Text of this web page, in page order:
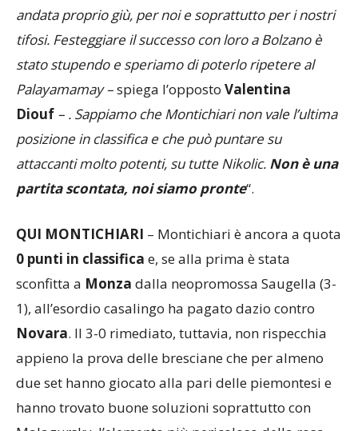
andata proprio giù, per noi e soprattutto per i nostri
tifosi. Festeggiare il successo con loro a Bolzano è
stato stupendo e speriamo di poterlo ripetere al
Palayamamay –spiega l’opposto Valentina
Diouf – . Sappiamo che Montichiari non vale l’ultima
posizione in classifica e che può puntare su
attaccanti molto potenti, su tutte Nikolic. Non è una
partita scontata, noi siamo pronte“.
QUI MONTICHIARI – Montichiari è ancora a quota
0 punti in classifica e, se alla prima è stata
sconfitta a Monza dalla neopromossa Saugella (3-
1), all’esordio casalingo ha pagato dazio contro
Novara. Il 3-0 rimediato, tuttavia, non rispecchia
appieno la prova delle bresciane che per almeno
due set hanno giocato alla pari delle piemontesi e
hanno trovato buone soluzioni soprattutto con